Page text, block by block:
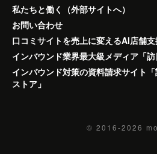
私たちと働く（外部サイトへ）
お問い合わせ
口コミサイトを売上に変えるAI店舗支
インバウンド業界最大級メディア「訪
インバウンド対策の資料請求サイト
ストア」
© 2016-2026